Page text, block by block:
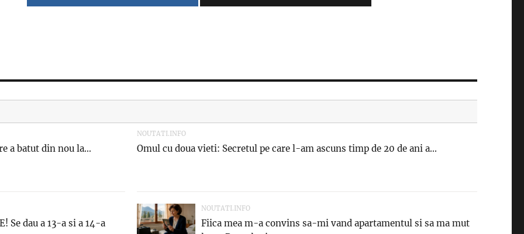
a batut din nou la...
NOUTATI.INFO
Omul cu doua vieti: Secretul pe care l-am ascuns timp de 20 de ani a...
Se dau a 13-a si a 14-a
NOUTATI.INFO
Fiica mea m-a convins sa-mi vand apartamentul si sa ma mut